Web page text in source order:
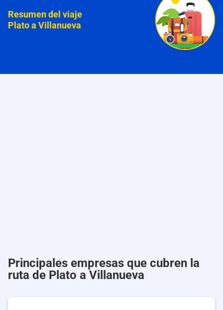
Resumen del viaje
Plato a Villanueva
Principales empresas que cubren la
ruta de Plato a Villanueva